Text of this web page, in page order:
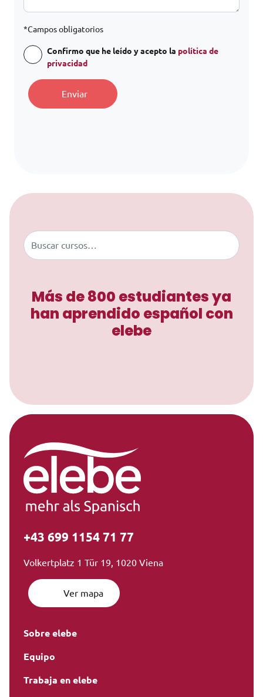
*Campos obligatorios
Confirmo que he leído y acepto la política de
privacidad
a
v
e
Saltar al contenido
Buscar
Más de 800 estudiantes ya
han aprendido español con
elebe
+43 699 1154 71 77
Volkertplatz 1 Tür 19, 1020 Viena
Ver mapa
Sobre elebe
Equipo
Trabaja en elebe